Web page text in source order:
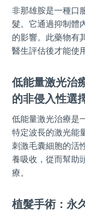
非那雄胺是一種口
髮。它通過抑制體
的影響。此藥物有
醫生評估後才能使
低能量激光治
的非侵入性選
低能量激光治療是
特定波長的激光能
刺激毛囊細胞的活
養吸收，從而幫助
療。
植髮手術：永